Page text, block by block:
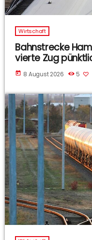
Wirtschaft
Bahnstrecke
vierte Zug
today 8 August 2026 5